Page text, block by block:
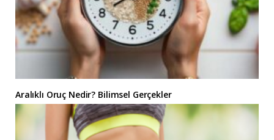
Aralıklı Oruç Nedir? Bilimsel Gerçekler